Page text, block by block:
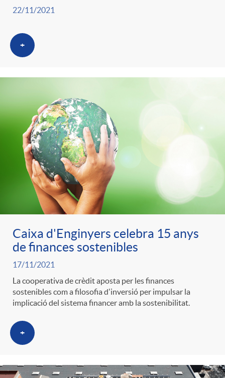
22/11/2021
+
Caixa d'Enginyers celebra 15 anys
de finances sostenibles
17/11/2021
La cooperativa de crèdit aposta per les finances
sostenibles com a filosofia d'inversió per impulsar la
implicació del sistema financer amb la sostenibilitat.
+